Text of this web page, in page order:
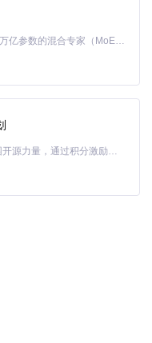
件特定的参数设置。
，记录项目依赖的
点）：
取详细调试信息，生产环境
Kimi K3 是Kimi能力最强的模型：这是一个拥有 2.8 万亿参数的混合专家（MoE）模型，具备原生视觉理解能力，并支持 100 万 token 的上下文窗口。
「源启盛夏」暑期校园开发者成长计划旨在激活校园开源力量，通过积分激励、认证扶持、资源倾斜等形式，引导高校组织和开发者完成「入驻 — 建项目 — 做贡献 — 获认证 — 得资源」的完整闭环。无论你是想带领社团入驻平台的组织者，还是希望用代码贡献证明自己的开发者，都能在这里找到属于你的成长路径。